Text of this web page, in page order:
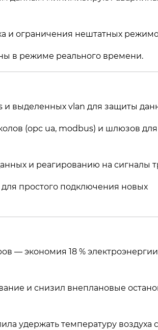
и ограничения нештатных
в режиме реального времени.
и выделенных vlan для защиты
(opc ua, modbus) и шлюзов для
и реагированию на сигналы
простого подключения новых
— экономия 18 % электроэнергии
и снизил внеплановые
удержать температуру воздуха с